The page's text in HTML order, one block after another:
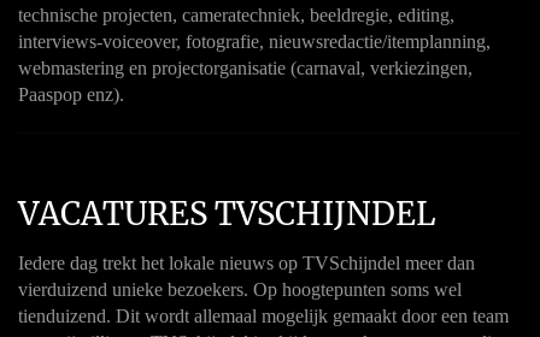
technische projecten, cameratechniek, beeldregie, editing,
interviews-voiceover, fotografie, nieuwsredactie/itemplanning,
webmastering en projectorganisatie (carnaval, verkiezingen,
Paaspop enz).
VACATURES TVSCHIJNDEL
Iedere dag trekt het lokale nieuws op TVSchijndel meer dan
vierduizend unieke bezoekers. Op hoogtepunten soms wel
tienduizend. Dit wordt allemaal mogelijk gemaakt door een team